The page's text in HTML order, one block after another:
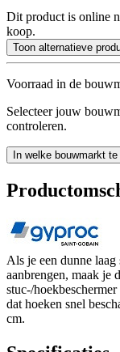
Dit product is online
koop.
Toon alternatieve
Voorraad in de
Selecteer jouw
controleren.
In welke bouwmarkt
Als je een dunne
aanbrengen, maak je
stuc-/
dat hoeken snel
cm.